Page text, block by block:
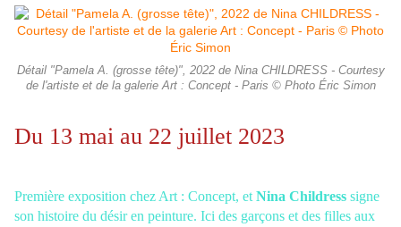
Détail "Pamela A. (grosse tête)", 2022 de Nina CHILDRESS - Courtesy
de l'artiste et de la galerie Art : Concept - Paris © Photo Éric Simon
Du 13 mai au 22 juillet 2023
Première exposition chez Art : Concept, et Nina Childress signe
son histoire du désiren peinture. Ici des garçons et des filles aux